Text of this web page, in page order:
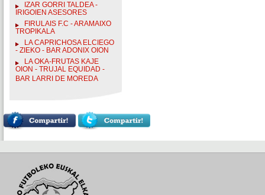
IZAR GORRI TALDEA -
IRIGOIEN ASESORES
FIRULAIS F.C - ARAMAIXO
TROPIKALA
LA CAPRICHOSA ELCIEGO
- ZIEKO - BAR ADONIX OION
LA OKA-FRUTAS KAJE
OION - TRUJAL EQUIDAD -
BAR LARRI DE MOREDA